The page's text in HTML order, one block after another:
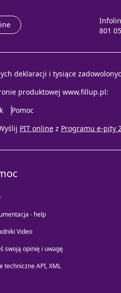
801
deklaracji i tysiące
produktowej www.fillup.pl:
Pomoc
PIT online z Programu e-pity
- help
Video
swoją opinię i uwagę
techniczne API, XML